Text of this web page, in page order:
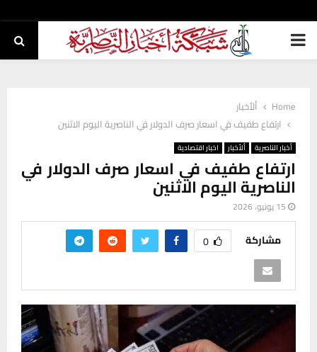
PRIMARY
Home
ألأخبار
ارتفاع طفيف في اسعار صرف الدولار في الناصرية اليوم الاثنين
أخبار الناصرية ألأخبار اخبار اقتصادية
ارتفاع طفيف في اسعار صرف الدولار في
الناصرية اليوم الاثنين
15 يونيو، 2026
مشاركة 0